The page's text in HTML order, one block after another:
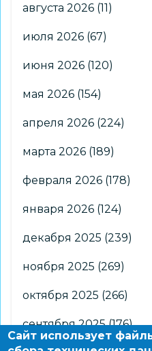
августа 2026 (11)
июля 2026 (67)
июня 2026 (120)
мая 2026 (154)
апреля 2026 (224)
марта 2026 (189)
февраля 2026 (178)
января 2026 (124)
декабря 2025 (239)
ноября 2025 (269)
октября 2025 (266)
сентября 2025(176)
Сайт использует